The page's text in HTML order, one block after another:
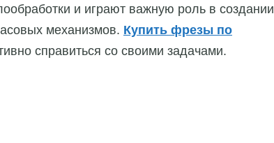
и играют важную роль в создании
механизмов. Купить фрезы по
справиться со своими задачами.